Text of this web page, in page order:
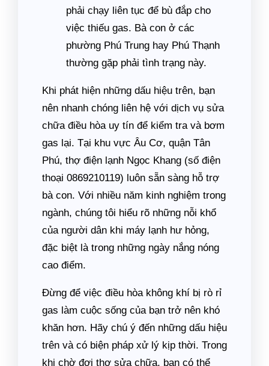
phải chạy liên tục để bù đắp cho
việc thiếu gas. Bà con ở các
phường Phú Trung hay Phú Thạnh
thường gặp phải tình trạng này.
Khi phát hiện những dấu hiệu trên, bạn
nên nhanh chóng liên hệ với dịch vụ sửa
chữa điều hòa uy tín để kiểm tra và bơm
gas lại. Tại khu vực Âu Cơ, quận Tân
Phú, thợ điện lạnh Ngọc Khang (số điện
thoại 0869210119) luôn sẵn sàng hỗ trợ
bà con. Với nhiều năm kinh nghiệm trong
ngành, chúng tôi hiểu rõ những nỗi khổ
của người dân khi máy lạnh hư hỏng,
đặc biệt là trong những ngày nắng nóng
cao điểm.
Đừng để việc điều hòa không khí bị rò rỉ
gas làm cuộc sống của bạn trở nên khó
khăn hơn. Hãy chú ý đến những dấu hiệu
trên và có biện pháp xử lý kịp thời. Trong
khi chờ đợi thợ sửa chữa, bạn có thể